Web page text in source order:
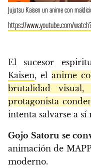
Jujutsu Kaisen un anime con
https://www.youtube.com/
El sucesor
Kaisen, el anime
brutalidad
protagonista
intenta salvarse a sí
Gojo Satoru se
animación de
moderno.